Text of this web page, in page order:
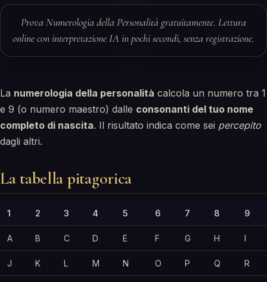
Prova Numerologia della Personalità gratuitamente. Lettura
online con interpretazione IA in pochi secondi, senza registrazione.
La numerologia della personalità calcola un numero tra 1
e 9 (o numero maestro) dalle consonanti del tuo nome
completo di nascita. Il risultato indica come sei percepito
dagli altri.
La tabella pitagorica
1 2 3 4 5 6 7 8 9
A B C D E F G H I
J K L M N O P Q R